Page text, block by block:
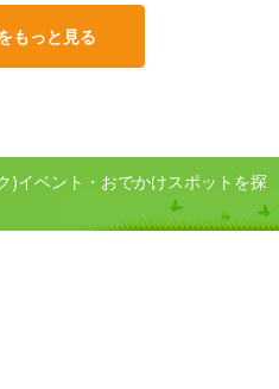
もっと見る
)イベント・おでかけスポットを探